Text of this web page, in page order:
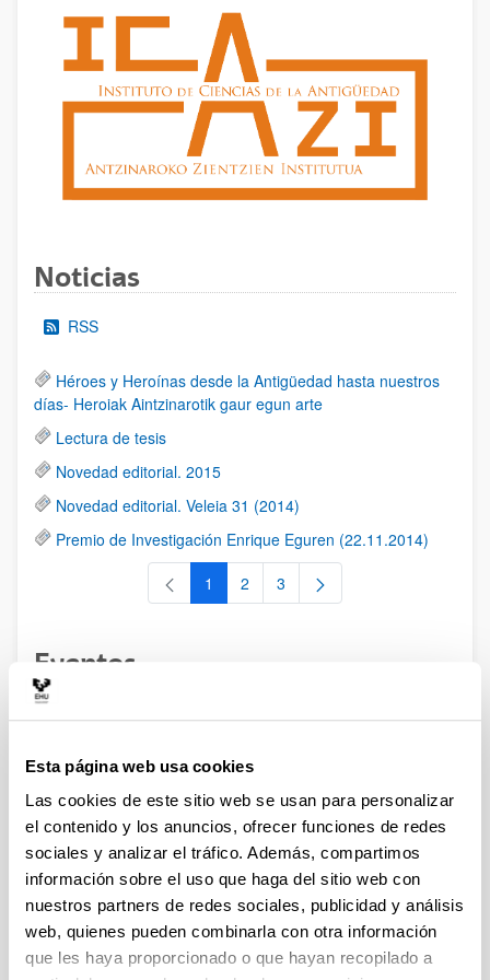
Esta página web usa cookies
Las cookies de este sitio web se usan para personalizar
el contenido y los anuncios, ofrecer funciones de redes
sociales y analizar el tráfico. Además, compartimos
información sobre el uso que haga del sitio web con
nuestros partners de redes sociales, publicidad y análisis
web, quienes pueden combinarla con otra información
que les haya proporcionado o que hayan recopilado a
Noticias
RSS
Héroes y Heroínas desde la Antigüedad hasta nuestros
días- Heroiak Aintzinarotik gaur egun arte
Lectura de tesis
Novedad editorial. 2015
Novedad editorial. Veleia 31 (2014)
Premio de Investigación Enrique Eguren (22.11.2014)
Página
1 Página
2 Página
3
Eventos
2015. 29-30 octubre. Congreso Internacional ANIHO:
"Antigüedad Clásica y naciones modernas en el Viejo y el
Nuevo Mundo"
II Jornadas sobre la biografía como género literario (24-
25.11.2014)
Conferencia de José Ángel Zamora López (21.10.2014)
II Seminario ANIHO: Antigüedades nacionales, regionales
y locales en el siglo XIX (09.10.2014)